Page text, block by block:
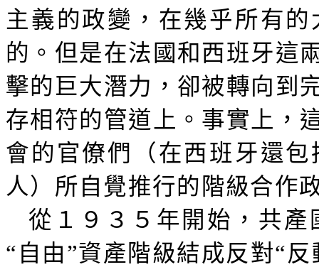
主義的政變，在幾乎所有
的。但是在法國和西班牙這
擊的巨大潛力，卻被轉向到
存相符的管道上。事實上，
會的官僚們（在西班牙還
人）所自覺推行的階級合作
從１９３５年開始，共
“自由”資產階級結成反對“